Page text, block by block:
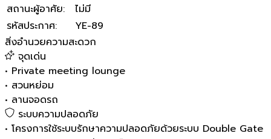
สถานะผู้อาศัย:
ไม่มี
รหัสประกาศ:
YE-89
สิ่งอำนวยความสะดวก
จุดเด่น
• Private meeting lounge
• สวนหย่อม
• ลานจอดรถ
ระบบความปลอดภัย
• โครงการใช้ระบบรักษาความปลอดภัยด้วยระบบ Double Gate